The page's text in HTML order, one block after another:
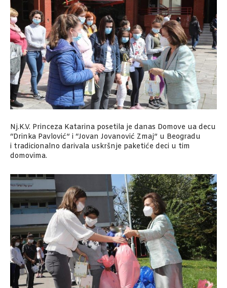
Nj.K.V. Princeza Katarina posetila je danas Domove ua decu
“Drinka Pavlović” i “Jovan Jovanović Zmaj” u Beogradu
i tradicionalno darivala uskršnje paketiće deci u tim
domovima.